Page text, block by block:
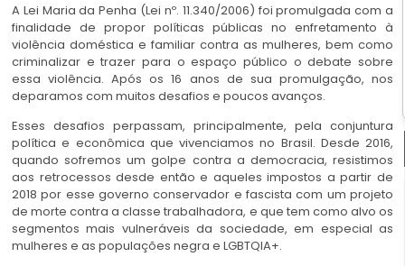
A Lei Maria da Penha (Lei nº. 11.340/2006) foi promulgada com a
finalidade de propor políticas públicas no enfretamento à
violência doméstica e familiar contra as mulheres, bem como
criminalizar e trazer para o espaço público o debate sobre
essa violência. Após os 16 anos de sua promulgação, nos
deparamos com muitos desafios e poucos avanços.
Esses desafios perpassam, principalmente, pela conjuntura
política e econômica que vivenciamos no Brasil. Desde 2016,
quando sofremos um golpe contra a democracia, resistimos
aos retrocessos desde então e aqueles impostos a partir de
2018 por esse governo conservador e fascista com um projeto
de morte contra a classe trabalhadora, e que tem como alvo os
segmentos mais vulneráveis da sociedade, em especial as
mulheres e as populações negra e LGBTQIA+.